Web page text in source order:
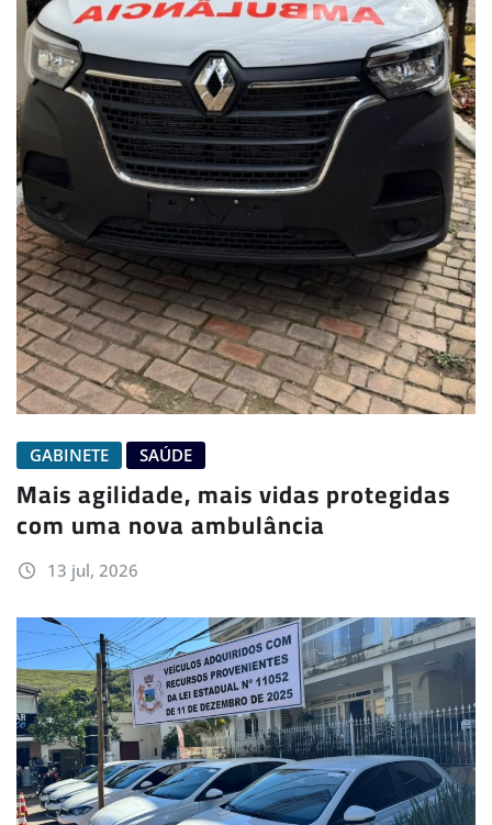
GABINETE SAÚDE
Mais agilidade, mais vidas protegidas
com uma nova ambulância
13 jul, 2026